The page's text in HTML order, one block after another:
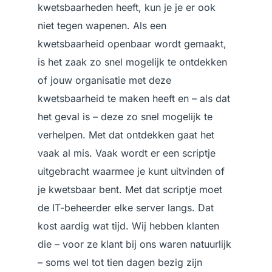
kwetsbaarheden heeft, kun je je er ook
niet tegen wapenen. Als een
kwetsbaarheid openbaar wordt gemaakt,
is het zaak zo snel mogelijk te ontdekken
of jouw organisatie met deze
kwetsbaarheid te maken heeft en – als dat
het geval is – deze zo snel mogelijk te
verhelpen. Met dat ontdekken gaat het
vaak al mis. Vaak wordt er een scriptje
uitgebracht waarmee je kunt uitvinden of
je kwetsbaar bent. Met dat scriptje moet
de IT-beheerder elke server langs. Dat
kost aardig wat tijd. Wij hebben klanten
die – voor ze klant bij ons waren natuurlijk
– soms wel tot tien dagen bezig zijn